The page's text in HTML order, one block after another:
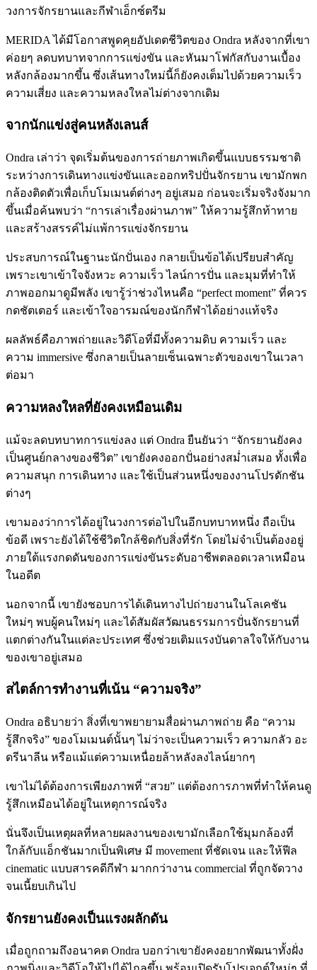
วงการจักรยานและกีฬาเอ็กซ์ตรีม
MERIDA ได้มีโอกาสพูดคุยอัปเดตชีวิตของ Ondra หลังจากที่เขา
ค่อยๆ ลดบทบาทจากการแข่งขัน และหันมาโฟกัสกับงานเบื้อง
หลังกล้องมากขึ้น ซึ่งเส้นทางใหม่นี้ก็ยังคงเต็มไปด้วยความเร็ว
ความเสี่ยง และความหลงใหลไม่ต่างจากเดิม
จากนักแข่งสู่คนหลังเลนส์
Ondra เล่าว่า จุดเริ่มต้นของการถ่ายภาพเกิดขึ้นแบบธรรมชาติ
ระหว่างการเดินทางแข่งขันและออกทริปปั่นจักรยาน เขามักพก
กล้องติดตัวเพื่อเก็บโมเมนต์ต่างๆ อยู่เสมอ ก่อนจะเริ่มจริงจังมาก
ขึ้นเมื่อค้นพบว่า “การเล่าเรื่องผ่านภาพ” ให้ความรู้สึกท้าทาย
และสร้างสรรค์ไม่แพ้การแข่งจักรยาน
ประสบการณ์ในฐานะนักปั่นเอง กลายเป็นข้อได้เปรียบสำคัญ
เพราะเขาเข้าใจจังหวะ ความเร็ว ไลน์การปั่น และมุมที่ทำให้
ภาพออกมาดูมีพลัง เขารู้ว่าช่วงไหนคือ “perfect moment” ที่ควร
กดชัตเตอร์ และเข้าใจอารมณ์ของนักกีฬาได้อย่างแท้จริง
ผลลัพธ์คือภาพถ่ายและวิดีโอที่มีทั้งความดิบ ความเร็ว และ
ความ immersive ซึ่งกลายเป็นลายเซ็นเฉพาะตัวของเขาในเวลา
ต่อมา
ความหลงใหลที่ยังคงเหมือนเดิม
แม้จะลดบทบาทการแข่งลง แต่ Ondra ยืนยันว่า “จักรยานยังคง
เป็นศูนย์กลางของชีวิต” เขายังคงออกปั่นอย่างสม่ำเสมอ ทั้งเพื่อ
ความสนุก การเดินทาง และใช้เป็นส่วนหนึ่งของงานโปรดักชัน
ต่างๆ
เขามองว่าการได้อยู่ในวงการต่อไปในอีกบทบาทหนึ่ง ถือเป็น
ข้อดี เพราะยังได้ใช้ชีวิตใกล้ชิดกับสิ่งที่รัก โดยไม่จำเป็นต้องอยู่
ภายใต้แรงกดดันของการแข่งขันระดับอาชีพตลอดเวลาเหมือน
ในอดีต
นอกจากนี้ เขายังชอบการได้เดินทางไปถ่ายงานในโลเคชัน
ใหม่ๆ พบผู้คนใหม่ๆ และได้สัมผัสวัฒนธรรมการปั่นจักรยานที่
แตกต่างกันในแต่ละประเทศ ซึ่งช่วยเติมแรงบันดาลใจให้กับงาน
ของเขาอยู่เสมอ
สไตล์การทำงานที่เน้น “ความจริง”
Ondra อธิบายว่า สิ่งที่เขาพยายามสื่อผ่านภาพถ่าย คือ “ความ
รู้สึกจริง” ของโมเมนต์นั้นๆ ไม่ว่าจะเป็นความเร็ว ความกลัว อะ
ดรีนาลีน หรือแม้แต่ความเหนื่อยล้าหลังลงไลน์ยากๆ
เขาไม่ได้ต้องการเพียงภาพที่ “สวย” แต่ต้องการภาพที่ทำให้คนดู
รู้สึกเหมือนได้อยู่ในเหตุการณ์จริง
นั่นจึงเป็นเหตุผลที่หลายผลงานของเขามักเลือกใช้มุมกล้องที่
ใกล้กับแอ็กชันมากเป็นพิเศษ มี movement ที่ชัดเจน และให้ฟีล
cinematic แบบสารคดีกีฬา มากกว่างาน commercial ที่ถูกจัดวาง
จนเนี้ยบเกินไป
จักรยานยังคงเป็นแรงผลักดัน
เมื่อถูกถามถึงอนาคต Ondra บอกว่าเขายังคงอยากพัฒนาทั้งฝั่ง